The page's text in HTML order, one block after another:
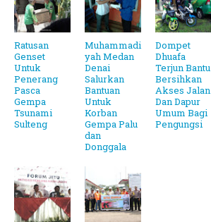
Ratusan
Genset
Untuk
Penerang
Pasca
Gempa
Tsunami
Sulteng
Muhammadi
yah Medan
Denai
Salurkan
Bantuan
Untuk
Korban
Gempa Palu
dan
Donggala
Dompet
Dhuafa
Terjun Bantu
Bersihkan
Akses Jalan
Dan Dapur
Umum Bagi
Pengungsi